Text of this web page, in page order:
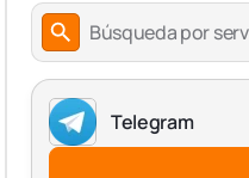
Búsqueda por
Telegram